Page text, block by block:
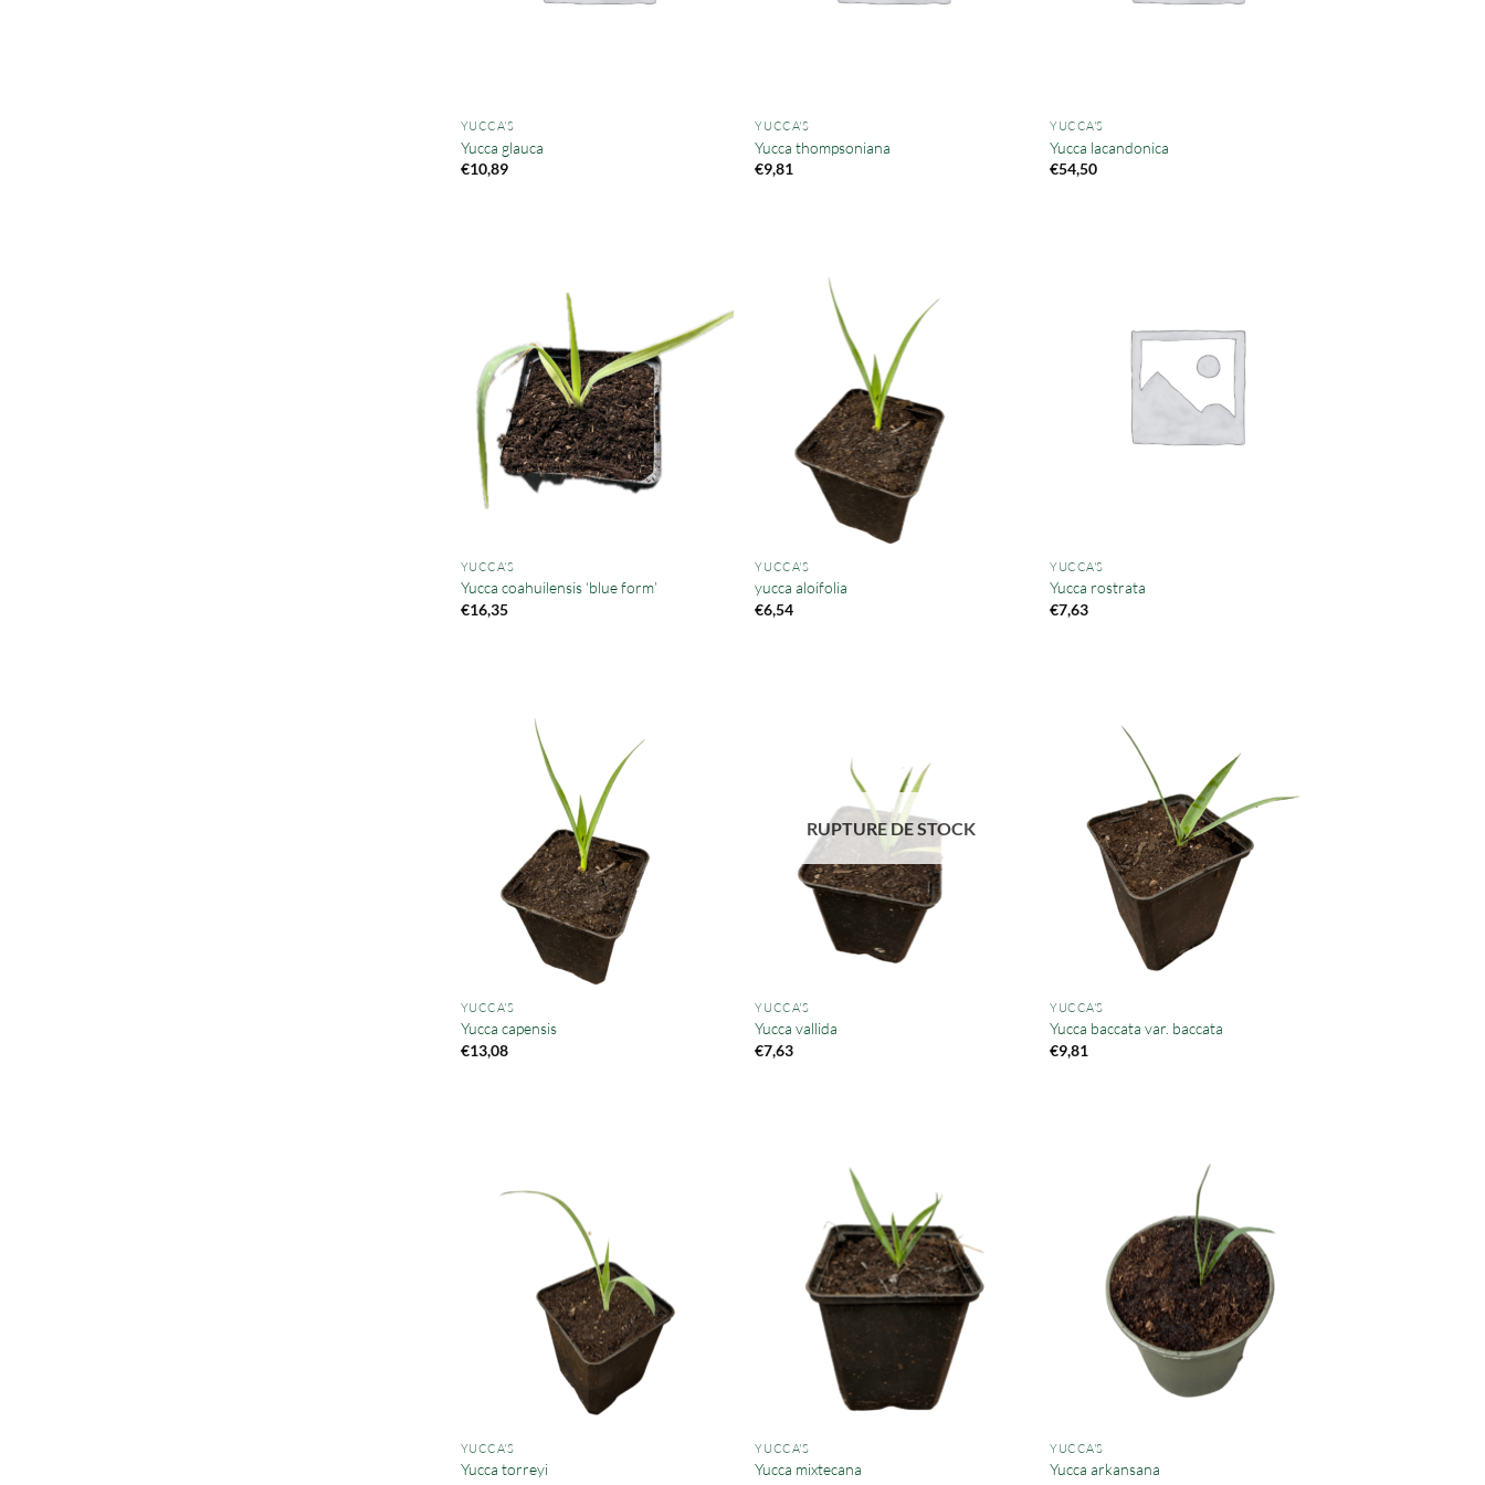
YUCCA'S
Yucca glauca
€10,89
YUCCA'S
Yucca thompsoniana
€9,81
YUCCA'S
Yucca lacandonica
€54,50
YUCCA'S
Yucca coahuilensis ‘blue form’
€16,35
YUCCA'S
yucca aloifolia
€6,54
YUCCA'S
Yucca rostrata
€7,63
YUCCA'S
Yucca capensis
€13,08
RUPTURE DE STOCK
YUCCA'S
Yucca vallida
€7,63
YUCCA'S
Yucca baccata var. baccata
€9,81
YUCCA'S
Yucca torreyi
YUCCA'S
Yucca mixtecana
YUCCA'S
Yucca arkansana